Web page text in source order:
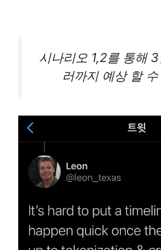
시나리오 1,2를 통해 3
러까지 예상 할 수